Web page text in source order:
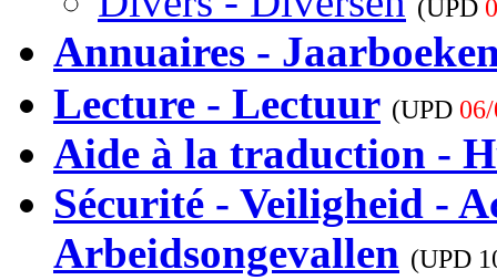
(UPD
Annuaires -
Lecture - Lectuur (UPD
Aide à la traduction -
Sécurité - Veiligheid -
Arbeidsongevallen (UPD